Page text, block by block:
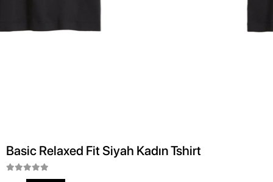
Basic Relaxed Fit Siyah Kadın Tshirt